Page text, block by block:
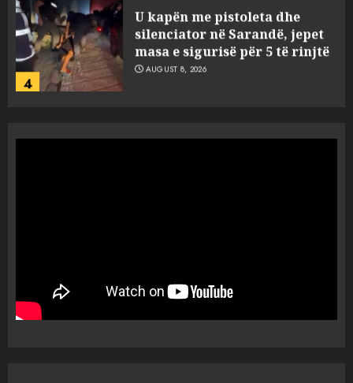
4
U kapën me pistoleta dhe
silenciator në Sarandë, jepet
masa e sigurisë për 5 të rinjtë
AUGUST 8, 2026
1
tentuan t’i fusin në Shqipëri të
padeklaruara
AUGUST 8, 2026